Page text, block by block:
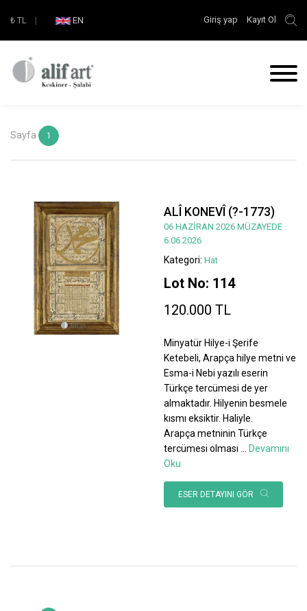
₺ TL | EN Giriş yap Kayıt Ol
Sayfa 1
ALÎ KONEVÎ (?-1773)
06 HAZİRAN 2026 MÜZAYEDE
6.06.2026
Kategori: Hat
Lot No: 114
120.000 TL
Minyatür Hilye-i Şerife
Ketebeli, Arapça hilye metni ve
Esma-i Nebi yazılı eserin
Türkçe tercümesi de yer
almaktadır. Hilyenin besmele
kısmı eksiktir. Haliyle.
Arapça metninin Türkçe
tercümesi olması ... Devamını
Oku
ESER DETAYINI GÖR